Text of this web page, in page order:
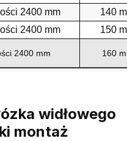
2400 mm
140
2400 mm
150
2400 mm 160
widłowego
montaż